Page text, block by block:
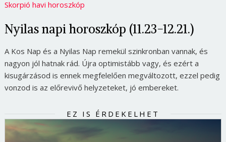
Skorpió havi horoszkóp
Nyilas napi horoszkóp (11.23-12.21.)
A Kos Nap és a Nyilas Nap remekül szinkronban vannak, és
nagyon jól hatnak rád. Újra optimistább vagy, és ezért a
kisugárzásod is ennek megfelelően megváltozott, ezzel pedig
vonzod is az előrevivő helyzeteket, jó embereket.
EZ IS ÉRDEKELHET